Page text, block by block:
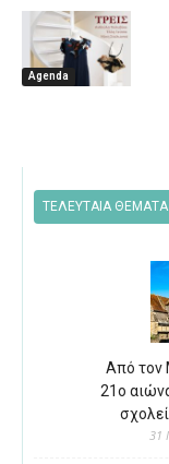
Agenda
ΤΕΛΕΥΤΑΙΑ ΘΕΜΑΤΑ
Από τον
21ο
31